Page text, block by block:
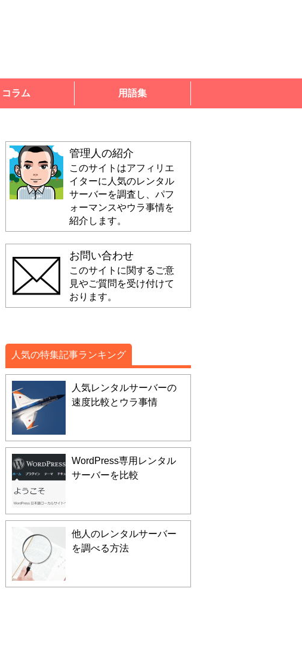
コラム 用語集
管理人の紹介
このサイトはアフィリエ
イターに人気のレンタル
サーバーを調査し、パフ
ォーマンスやウラ事情を
紹介します。
お問い合わせ
このサイトに関するご意
見やご質問を受け付けて
おります。
人気の特集記事ランキング
人気レンタルサーバーの
速度比較とウラ事情
WordPress専用レンタル
サーバーを比較
他人のレンタルサーバー
を調べる方法